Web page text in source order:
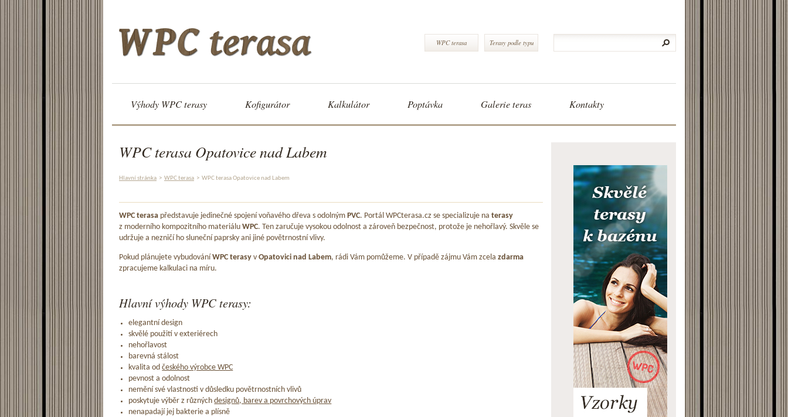
WPC terasa Terasy podle typu
Výhody WPC terasy Kofigurátor Kalkulátor Poptávka Galerie teras Kontakty
WPC terasa Opatovice nad Labem
Hlavní stránka > WPC terasa > WPC terasa Opatovice nad Labem
WPC terasa představuje jedinečné spojení voňavého dřeva s odolným PVC. Portál WPCterasa.cz se specializuje na terasy
z moderního kompozitního materiálu WPC. Ten zaručuje vysokou odolnost a zároveň bezpečnost, protože je nehořlavý. Skvěle se
udržuje a nezničí ho sluneční paprsky ani jiné povětrnostní vlivy.
Pokud plánujete vybudování WPC terasy v Opatovici nad Labem, rádi Vám pomůžeme. V případě zájmu Vám zcela zdarma
zpracujeme kalkulaci na míru.
Hlavní výhody WPC terasy:
elegantní design
skvělé použití v exteriérech
nehořlavost
barevná stálost
kvalita odčeského výrobce WPC
pevnost a odolnost
nemění své vlastnosti v důsledku povětrnostních vlivů
poskytuje výběr z různýchdesignů, barev a povrchových úprav
nenapadají jej bakterie a plísně